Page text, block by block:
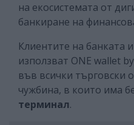
на екосистемата от
банкиране на
Клиентите на банката
използват ONE wallet
във всички търговски
чужбина, в които има
терминал.